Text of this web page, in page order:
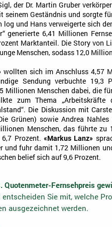
der Dr. Martin Gruber
seinem Geständnis und sorgte
und Hans verweigerte sich
generierte 6,41 Millionen
Marktanteil. Die Story von
Menschen, sodass 12,0
wollten sich im Anschluss 4,57
Sendung verbuchte 19,3
Millionen Menschen dabei, die
zum Thema
Die Diskussion mit
Grünen) sowie Andrea
Menschen, das führte
6,7 Prozent.«Markus Lanz»
und fuhr damit 1,72 Millionen
belief sich auf 9,6 Prozent.
Quotenmeter-Fernsehpreis
Sie mit, welche
ausgezeichnet werden.